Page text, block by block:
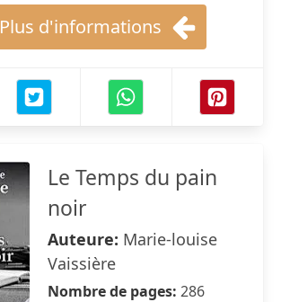
Plus d'informations
Le Temps du pain
noir
Auteure: Marie-louise
Vaissière
Nombre de pages: 286